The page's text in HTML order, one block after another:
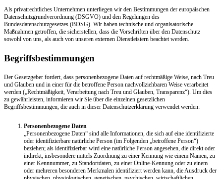
Als privatrechtliches Unternehmen unterliegen wir den Bestimmungen der europäischen
Datenschutzgrundverordnung (DSGVO) und den Regelungen des
Bundesdatenschutzgesetzes (BDSG). Wir haben technische und organisatorische
Maßnahmen getroffen, die sicherstellen, dass die Vorschriften über den Datenschutz
sowohl von uns, als auch von unseren externen Dienstleistern beachtet werden.
Begriffsbestimmungen
Der Gesetzgeber fordert, dass personenbezogene Daten auf rechtmäßige Weise, nach Treu
und Glauben und in einer für die betroffene Person nachvollziehbaren Weise verarbeitet
werden („Rechtmäßigkeit, Verarbeitung nach Treu und Glauben, Transparenz“). Um dies
zu gewährleisten, informieren wir Sie über die einzelnen gesetzlichen
Begriffsbestimmungen, die auch in dieser Datenschutzerklärung verwendet werden:
Personenbezogene Daten
„Personenbezogene Daten“ sind alle Informationen, die sich auf eine identifizierte
oder identifizierbare natürliche Person (im Folgenden „betroffene Person“)
beziehen; als identifizierbar wird eine natürliche Person angesehen, die direkt oder
indirekt, insbesondere mittels Zuordnung zu einer Kennung wie einem Namen, zu
einer Kennnummer, zu Standortdaten, zu einer Online-Kennung oder zu einem
oder mehreren besonderen Merkmalen identifiziert werden kann, die Ausdruck der